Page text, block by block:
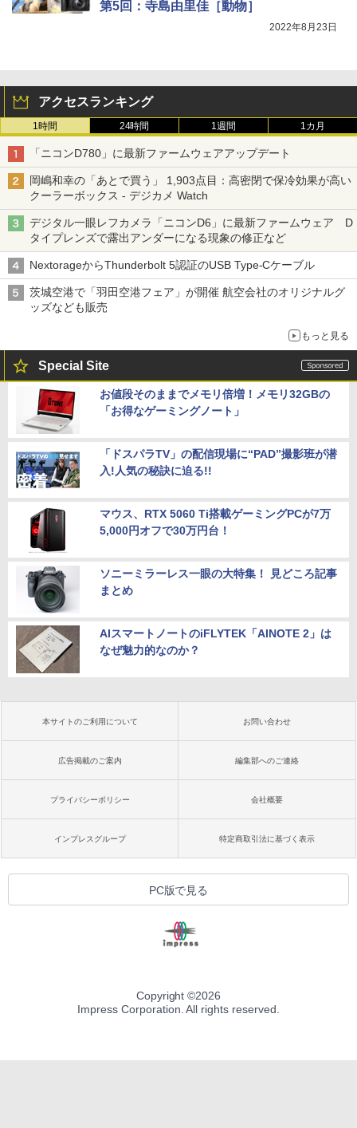
第5回：寺島由里佳［動物］
2022年8月23日
アクセスランキング
1時間 24時間 1週間 1カ月
「ニコンD780」に最新ファームウェアアップデート
岡嶋和幸の「あとで買う」 1,903点目：高密閉で保冷効果が高い
クーラーボックス - デジカメ Watch
デジタル一眼レフカメラ「ニコンD6」に最新ファームウェア D
タイプレンズで露出アンダーになる現象の修正など
NextorageからThunderbolt 5認証のUSB Type-Cケーブル
茨城空港で「羽田空港フェア」が開催 航空会社のオリジナルグ
ッズなども販売
もっと見る
Special Site
お値段そのままでメモリ倍増！メモリ32GBの
「お得なゲーミングノート」
「ドスパラTV」の配信現場に“PAD”撮影班が潜
入!人気の秘訣に迫る!!
マウス、RTX 5060 Ti搭載ゲーミングPCが7万
5,000円オフで30万円台！
ソニーミラーレス一眼の大特集！ 見どころ記事
まとめ
AIスマートノートのiFLYTEK「AINOTE 2」は
なぜ魅力的なのか？
本サイトのご利用について お問い合わせ
広告掲載のご案内 編集部へのご連絡
プライバシーポリシー 会社概要
インプレスグループ 特定商取引法に基づく表示
PC版で見る
Copyright ©2026
Impress Corporation. All rights reserved.